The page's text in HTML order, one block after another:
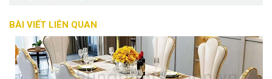
BÀI VIẾT LIÊN QUAN